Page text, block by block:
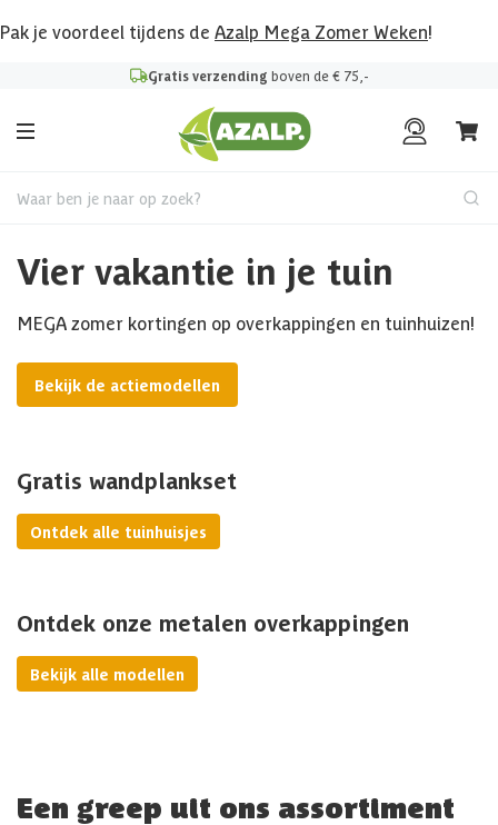
Pak je voordeel tijdens de Azalp Mega Zomer Weken!
Gratis verzending boven de € 75,-
Waar ben je naar op zoek?
Vier vakantie in je tuin
MEGA zomer kortingen op overkappingen en tuinhuizen!
Bekijk de actiemodellen
Gratis wandplankset
Ontdek alle tuinhuisjes
Ontdek onze metalen overkappingen
Bekijk alle modellen
Een greep uit ons assortiment